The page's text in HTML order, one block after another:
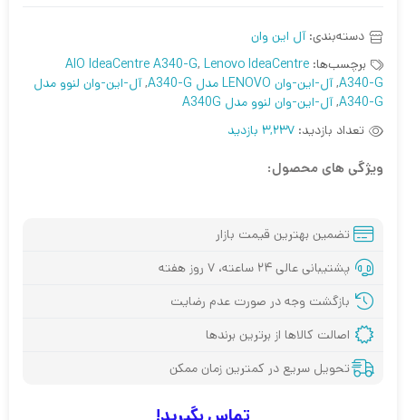
دسته‌بندی:آل این وان
برچسب‌ها:
AIO IdeaCentre A340-G, Lenovo IdeaCentre
A340-G
,آل-این-وان LENOVO مدل A340-G ,آل-این-وان لنوو مدل
A340-G
,آل-این-وان لنوو مدل A340G
تعداد بازدید: 3,237 بازدید
ویژگی های محصول:
تضمین بهترین قیمت بازار
پشتیبانی عالی ۲۴ ساعته، ۷ روز هفته
بازگشت وجه در صورت عدم رضایت
اصالت کالاها از برترین برندها
تحویل سریع در کمترین زمان ممکن